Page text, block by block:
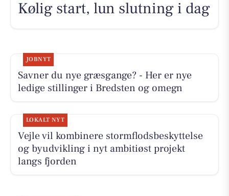
Kølig start, lun slutning i dag
JOBNYT
Savner du nye græsgange? - Her er nye
ledige stillinger i Bredsten og omegn
LOKALT NYT
Vejle vil kombinere stormflodsbeskyttelse
og byudvikling i nyt ambitiøst projekt
langs fjorden